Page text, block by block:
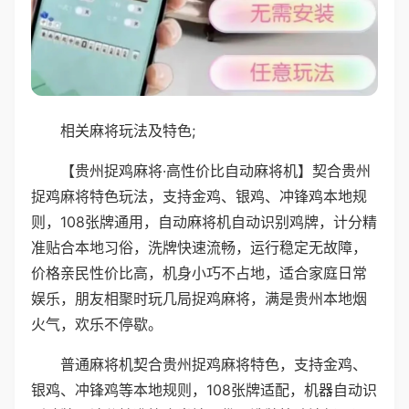
相关麻将玩法及特色;
【贵州捉鸡麻将·高性价比自动麻将机】契合贵州
捉鸡麻将特色玩法，支持金鸡、银鸡、冲锋鸡本地规
则，108张牌通用，自动麻将机自动识别鸡牌，计分精
准贴合本地习俗，洗牌快速流畅，运行稳定无故障，
价格亲民性价比高，机身小巧不占地，适合家庭日常
娱乐，朋友相聚时玩几局捉鸡麻将，满是贵州本地烟
火气，欢乐不停歇。
普通麻将机契合贵州捉鸡麻将特色，支持金鸡、
银鸡、冲锋鸡等本地规则，108张牌适配，机器自动识